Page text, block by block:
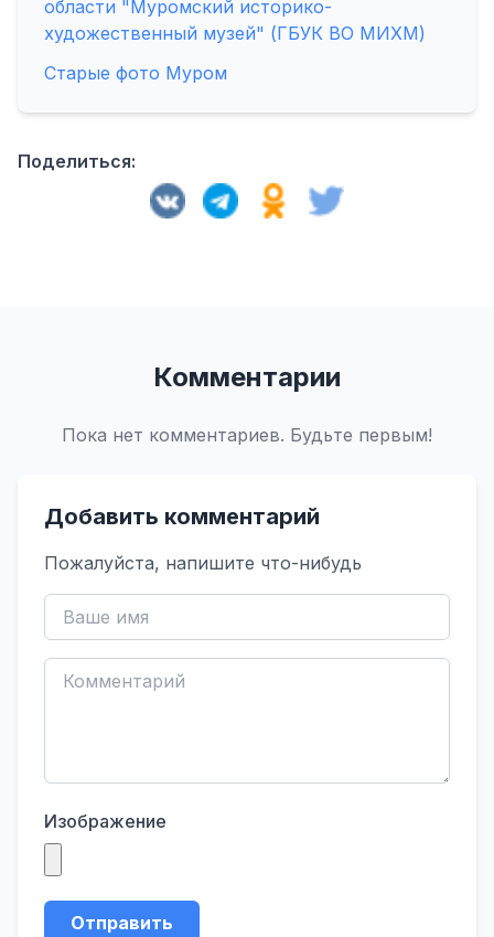
области "Муромский историко-
художественный музей" (ГБУК ВО МИХМ)
Старые фото Муром
Поделиться:
Комментарии
Пока нет комментариев. Будьте первым!
Добавить комментарий
Пожалуйста, напишите что-нибудь
Изображение
Отправить